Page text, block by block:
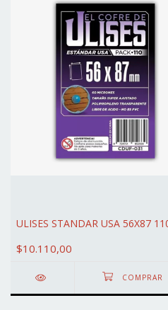
ULISES STANDAR USA 56X87
$10.110,00